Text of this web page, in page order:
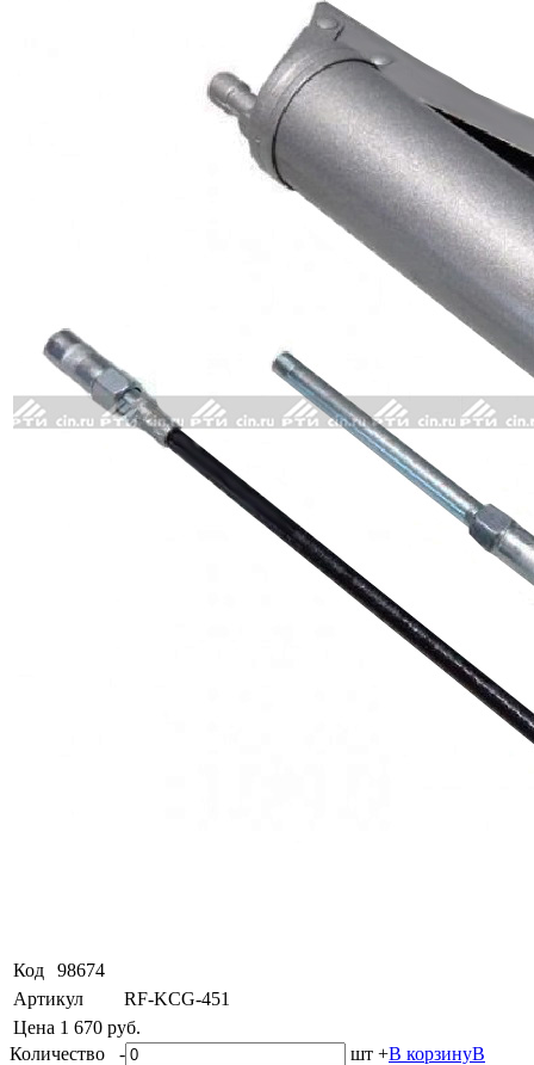
Код
98674
Артикул
RF-KCG-451
Цена 1 670 руб.
Количество - шт +В корзинуВ